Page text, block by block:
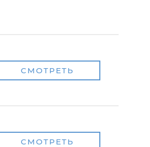
СМОТРЕТЬ
СМОТРЕТЬ